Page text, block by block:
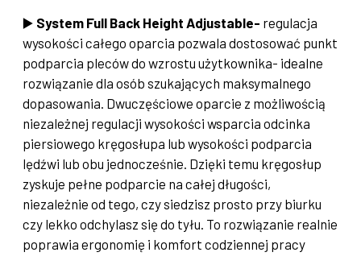
▶️ System Full Back Height Adjustable- regulacja
wysokości całego oparcia pozwala dostosować punkt
podparcia pleców do wzrostu użytkownika- idealne
rozwiązanie dla osób szukających maksymalnego
dopasowania. Dwuczęściowe oparcie z możliwością
niezależnej regulacji wysokości wsparcia odcinka
piersiowego kręgosłupa lub wysokości podparcia
lędźwi lub obu jednocześnie. Dzięki temu kręgosłup
zyskuje pełne podparcie na całej długości,
niezależnie od tego, czy siedzisz prosto przy biurku
czy lekko odchylasz się do tyłu. To rozwiązanie realnie
poprawia ergonomię i komfort codziennej pracy